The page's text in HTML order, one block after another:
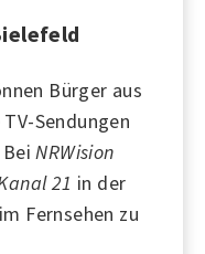
Bürger aus
Sendungen
BeiNRWision
21 in der
Fernsehen zu